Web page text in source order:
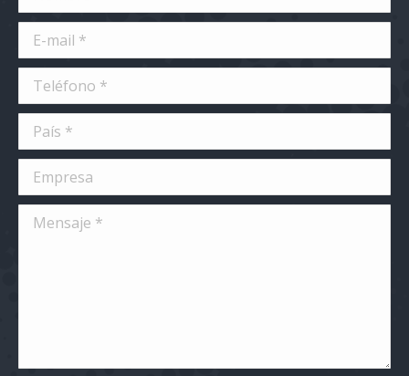
E-mail *
Teléfono *
País *
Empresa
Mensaje *